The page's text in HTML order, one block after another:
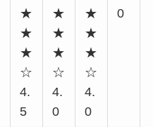
★
★
★
☆
4.
5
★
★
★
☆
4.
0
★
★
★
☆
4.
0
0